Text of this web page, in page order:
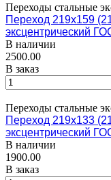
Переходы стальные
Переход 219х159
эксцентрический
В наличии
2500.00
В заказ
Переходы стальные
Переход 219х133
эксцентрический
В наличии
1900.00
В заказ